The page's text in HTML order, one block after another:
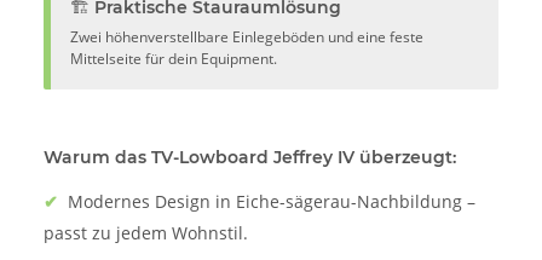
🏗️ Praktische Stauraumlösung
Zwei höhenverstellbare Einlegeböden und eine feste
Mittelseite für dein Equipment.
Warum das TV-Lowboard Jeffrey IV überzeugt:
✔ Modernes Design in Eiche-sägerau-Nachbildung –
passt zu jedem Wohnstil.